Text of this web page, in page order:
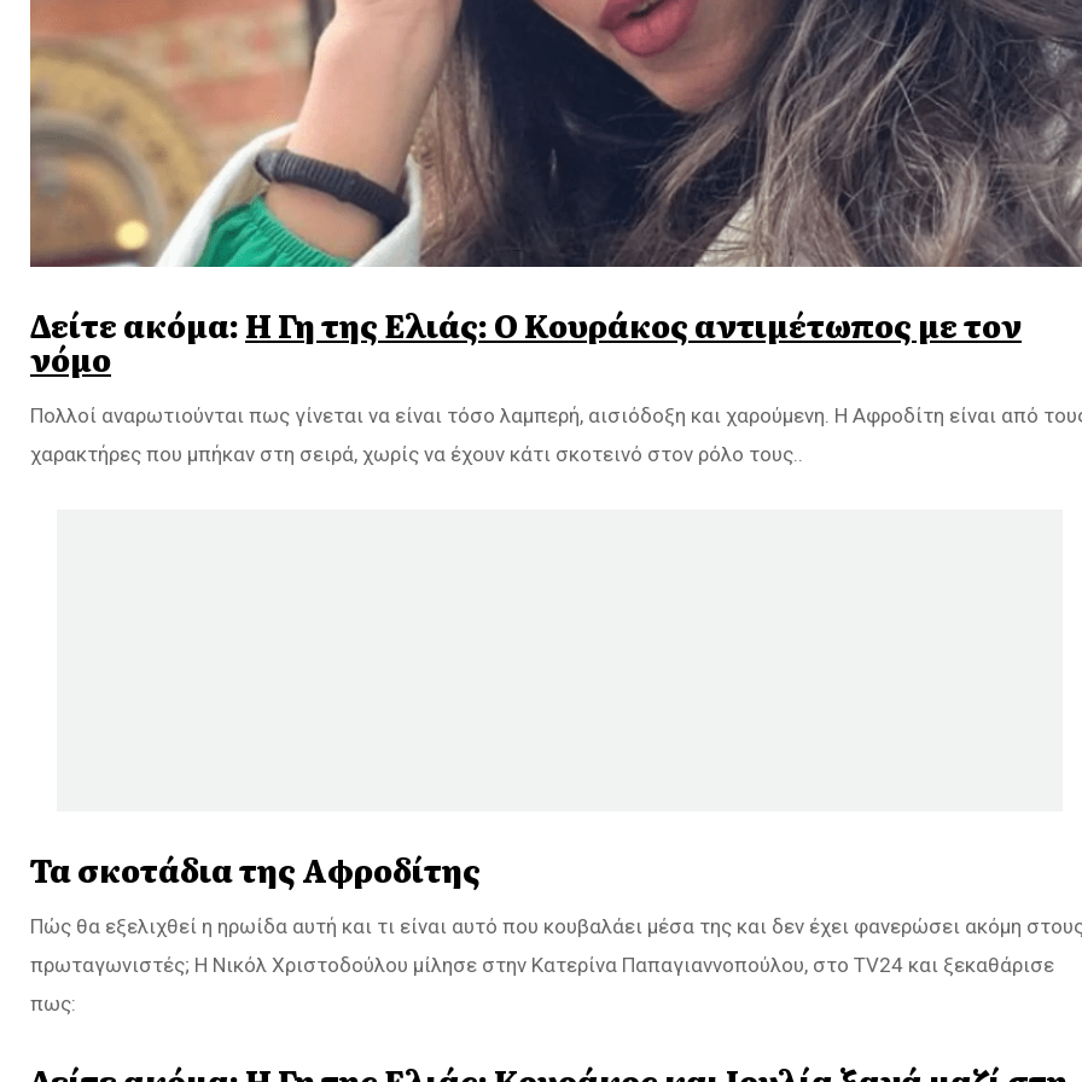
Δείτε ακόμα:Η Γη της Ελιάς: Ο Κουράκος αντιμέτωπος με τον
νόμο
Πολλοί αναρωτιούνται πως γίνεται να είναι τόσο λαμπερή, αισιόδοξη και χαρούμενη. Η Αφροδίτη είναι από
χαρακτήρες που μπήκαν στη σειρά, χωρίς να έχουν κάτι σκοτεινό στον ρόλο τους..
Τα σκοτάδια της Αφροδίτης
Πώς θα εξελιχθεί η ηρωίδα αυτή και τι είναι αυτό που κουβαλάει μέσα της και δεν έχει φανερώσει ακόμη
πρωταγωνιστές; Η Νικόλ Χριστοδούλου μίλησε στην Κατερίνα Παπαγιαννοπούλου, στο TV24 και ξεκαθάρισε
πως: